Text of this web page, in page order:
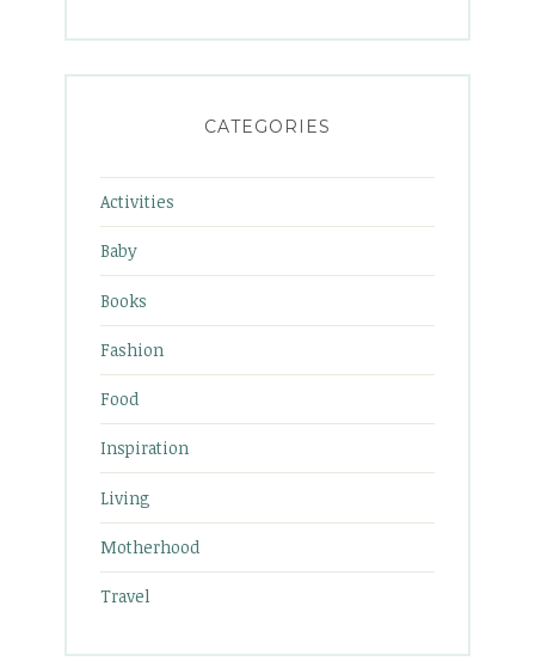
CATEGORIES
Activities
Baby
Books
Fashion
Food
Inspiration
Living
Motherhood
Travel